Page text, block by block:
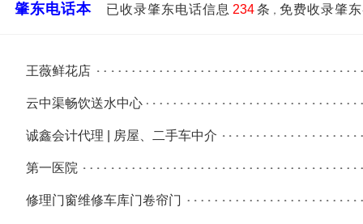
肇东电话本 已收录肇东电话信息 234条 ， 免费收录肇
王薇鲜花店
云中渠畅饮送水中心
诚鑫会计代理 | 房屋、二手车中介
第一医院
修理门窗维修车库门卷帘门